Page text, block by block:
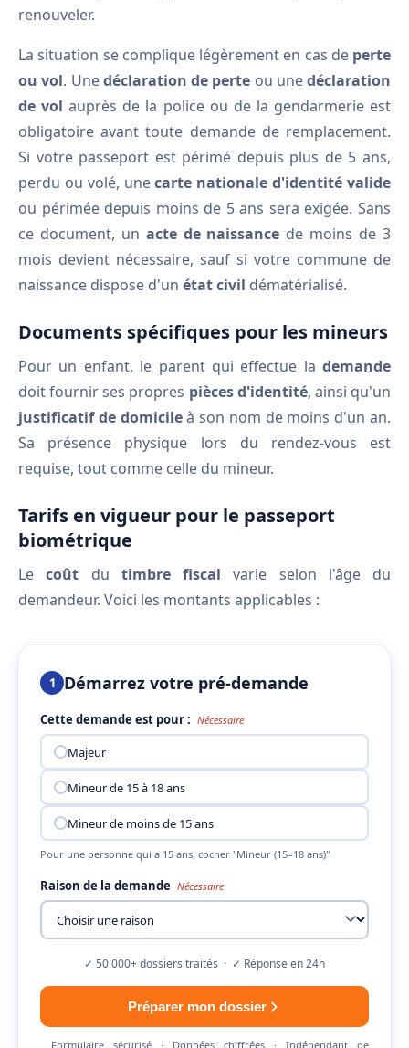
renouveler.
La situation se complique légèrement en cas de perte
ou vol. Unedéclaration de perte ou unedéclaration
de vol auprès de la police ou de la gendarmerie est
obligatoire avant toute demande de remplacement.
Si votre passeport est périmé depuis plus de 5 ans,
perdu ou volé, unecarte nationale d'identité valide
ou périmée depuis moins de 5 ans sera exigée. Sans
ce document, un acte de naissance de moins de 3
mois devient nécessaire, sauf si votre commune de
naissance dispose d'un état civil dématérialisé.
Documents spécifiques pour les mineurs
Pour un enfant, le parent qui effectue la demande
doit fournir ses propres pièces d'identité, ainsi qu'un
justificatif de domicileà son nom de moins d'un an.
Sa présence physique lors du rendez-vous est
requise, tout comme celle du mineur.
Tarifs en vigueur pour le passeport
biométrique
Lecoût du timbre fiscal varie selon l'âge du
demandeur. Voici les montants applicables :
1 Démarrez votre pré-demande
Cette demande est pour : Nécessaire
Majeur
Mineur de 15 à 18 ans
Mineur de moins de 15 ans
Pour une personne qui a 15 ans, cocher "Mineur (15–18 ans)"
Raison de la demande Nécessaire
✓ 50 000+ dossiers traités · ✓ Réponse en 24h
Préparer mon dossier
Formulaire sécurisé · Données chiffrées · Indépendant de